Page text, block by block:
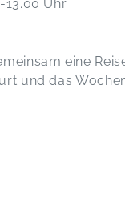
13.00 Uhr
eine
und das